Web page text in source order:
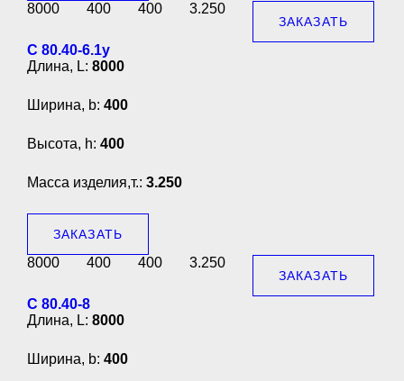
8000 400 400 3.250
ЗАКАЗАТЬ
С 80.40-6.1у
Длина, L: 8000
Ширина, b: 400
Высота, h: 400
Масса изделия,т.: 3.250
ЗАКАЗАТЬ
8000 400 400 3.250
ЗАКАЗАТЬ
С 80.40-8
Длина, L: 8000
Ширина, b: 400